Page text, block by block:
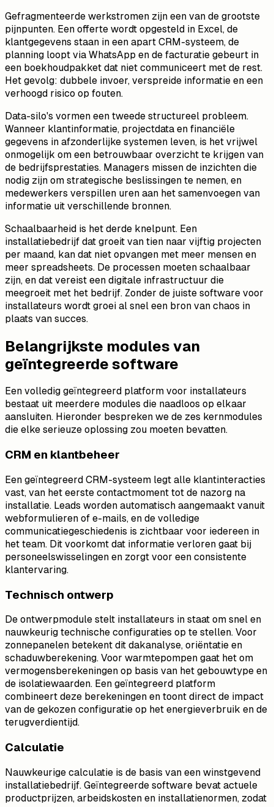
Gefragmenteerde werkstromen zijn een van de grootste
pijnpunten. Een offerte wordt opgesteld in Excel, de
klantgegevens staan in een apart CRM-systeem, de
planning loopt via WhatsApp en de facturatie gebeurt in
een boekhoudpakket dat niet communiceert met de rest.
Het gevolg: dubbele invoer, verspreide informatie en een
verhoogd risico op fouten.
Data-silo's vormen een tweede structureel probleem.
Wanneer klantinformatie, projectdata en financiële
gegevens in afzonderlijke systemen leven, is het vrijwel
onmogelijk om een betrouwbaar overzicht te krijgen van
de bedrijfsprestaties. Managers missen de inzichten die
nodig zijn om strategische beslissingen te nemen, en
medewerkers verspillen uren aan het samenvoegen van
informatie uit verschillende bronnen.
Schaalbaarheid is het derde knelpunt. Een
installatiebedrijf dat groeit van tien naar vijftig projecten
per maand, kan dat niet opvangen met meer mensen en
meer spreadsheets. De processen moeten schaalbaar
zijn, en dat vereist een digitale infrastructuur die
meegroeit met het bedrijf. Zonder de juiste software voor
installateurs wordt groei al snel een bron van chaos in
plaats van succes.
Belangrijkste modules van
geïntegreerde software
Een volledig geïntegreerd platform voor installateurs
bestaat uit meerdere modules die naadloos op elkaar
aansluiten. Hieronder bespreken we de zes kernmodules
die elke serieuze oplossing zou moeten bevatten.
CRM en klantbeheer
Een geïntegreerd CRM-systeem legt alle klantinteracties
vast, van het eerste contactmoment tot de nazorg na
installatie. Leads worden automatisch aangemaakt vanuit
webformulieren of e-mails, en de volledige
communicatiegeschiedenis is zichtbaar voor iedereen in
het team. Dit voorkomt dat informatie verloren gaat bij
personeelswisselingen en zorgt voor een consistente
klantervaring.
Technisch ontwerp
De ontwerpmodule stelt installateurs in staat om snel en
nauwkeurig technische configuraties op te stellen. Voor
zonnepanelen betekent dit dakanalyse, oriëntatie en
schaduwberekening. Voor warmtepompen gaat het om
vermogensberekeningen op basis van het gebouwtype en
de isolatiewaarden. Een geïntegreerd platform
combineert deze berekeningen en toont direct de impact
van de gekozen configuratie op het energieverbruik en de
terugverdientijd.
Calculatie
Nauwkeurige calculatie is de basis van een winstgevend
installatiebedrijf. Geïntegreerde software bevat actuele
productprijzen, arbeidskosten en installatienormen, zodat